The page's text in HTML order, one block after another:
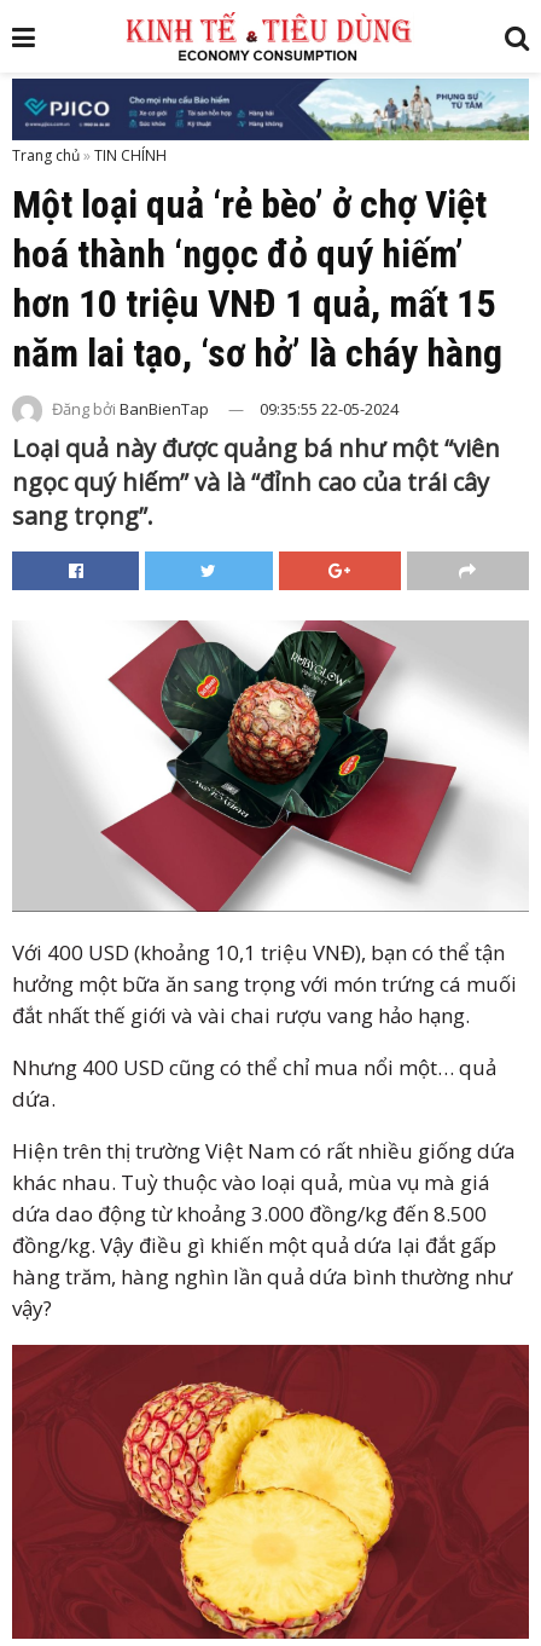
Trang chủ»
Một loại quả ‘rẻ bèo’ ở chợ Việt
hoá thành ‘ngọc đỏ quý hiếm’
hơn 10 triệu VNĐ 1 quả, mất 15
năm lai tạo, ‘sơ hở’ là cháy hàng
Đăng bởi BanBienTap 09:35:55 22-05-2024
Loại quả này được quảng bá như một “viên
ngọc quý hiếm” và là “đỉnh cao của trái cây
sang trọng”.
Với 400 USD (khoảng 10,1 triệu VNĐ), bạn có thể tận
hưởng một bữa ăn sang trọng với món trứng cá muối
đắt nhất thế giới và vài chai rượu vang hảo hạng.
Nhưng 400 USD cũng có thể chỉ mua nổi một… quả
dứa.
Hiện trên thị trường Việt Nam có rất nhiều giống dứa
khác nhau. Tuỳ thuộc vào loại quả, mùa vụ mà giá
dứa dao động từ khoảng 3.000 đồng/kg đến 8.500
đồng/kg. Vậy điều gì khiến một quả dứa lại đắt gấp
hàng trăm, hàng nghìn lần quả dứa bình thường như
vậy?